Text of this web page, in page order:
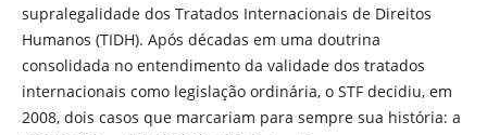
supralegalidade dos Tratados Internacionais de Direitos
Humanos (TIDH). Após décadas em uma doutrina
consolidada no entendimento da validade dos tratados
internacionais como legislação ordinária, o STF decidiu, em
2008, dois casos que marcariam para sempre sua história: a